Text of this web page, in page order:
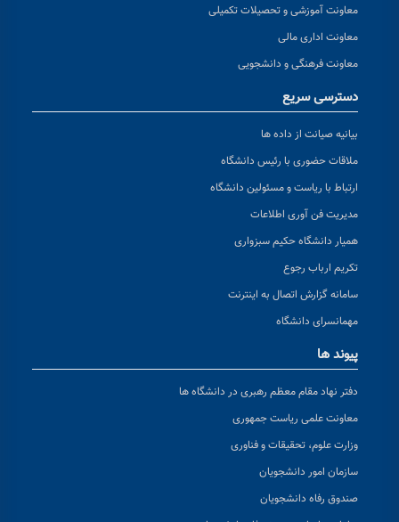
معاونت آموزشی و تحصیلات تکمیلی
معاونت اداری مالی
معاونت فرهنگی و دانشجویی
دسترسی سریع
بیانیه صیانت از داده ها
ملاقات حضوری با رئیس دانشگاه
ارتباط با ریاست و مسئولین دانشگاه
مدیریت فن آوری اطلاعات
همیار دانشگاه حکیم سبزواری
تکریم ارباب رجوع
سامانه گزارش اتصال به اینترنت
مهمانسرای دانشگاه
پیوند ها
دفتر نهاد مقام معظم رهبری در دانشگاه ها
معاونت علمی ریاست جمهوری
وزارت علوم، تحقیقات و فناوری
سازمان امور دانشجویان
صندوق رفاه دانشجویان